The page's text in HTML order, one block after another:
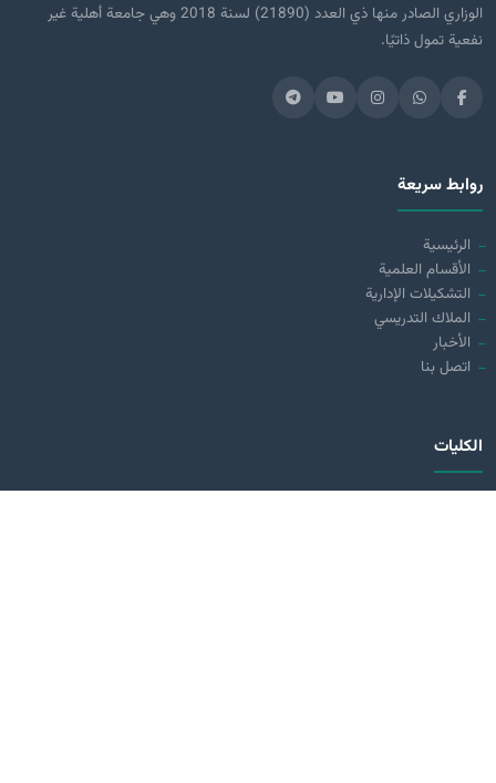
الوزاري الصادر منها ذي العدد (21890) لسنة 2018 وهي جامعة أهلية غير
نفعية تمول ذاتيًا.
روابط سريعة
الرئيسية
الأقسام العلمية
التشكيلات الإدارية
الملاك التدريسي
الأخبار
اتصل بنا
الكليات